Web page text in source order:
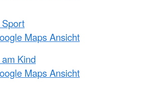
Maps Ansicht
Kind
Maps Ansicht